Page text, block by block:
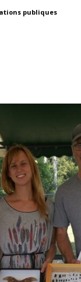
publiques